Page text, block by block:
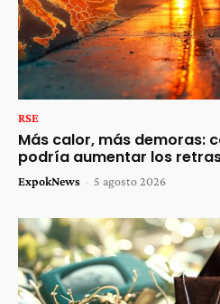
RSE
Más calor, más demoras:
podría aumentar los
ExpokNews - 5 agosto 2026